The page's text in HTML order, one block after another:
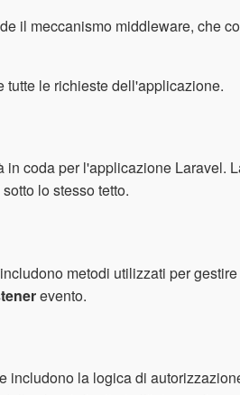
il meccanismo middleware, che
tutte le richieste dell'applicazione.
in coda per l'applicazione Laravel.
lo stesso tetto.
metodi utilizzati per
evento.
includono la logica di